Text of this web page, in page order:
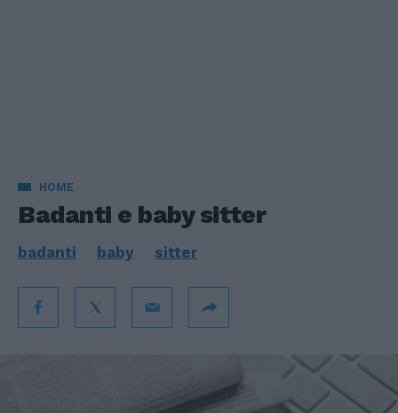
HOME
Badanti e baby sitter
badanti baby sitter